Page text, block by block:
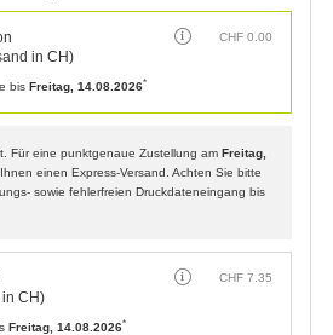
in CH)
CHF 0.00
bis Freitag, 14.08.2026*
Für eine punktgenaue Zustellung am Freitag,
einen Express-Versand. Achten Sie bitte
sowie fehlerfreien Druckdateneingang bis
CH)
CHF 7.35
Freitag, 14.08.2026*